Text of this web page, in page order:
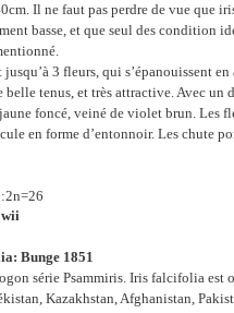
Il ne faut pas perdre de vue que
basse, et que seul des condition
3 fleurs, qui s’épanouissent
belle tenus, et très attractive. Avec un
foncé, veiné de violet brun. Les
en forme d’entonnoir. Les chute
Bunge 1851
série Psammiris. Iris falcifolia est
Kazakhstan, Afghanistan,